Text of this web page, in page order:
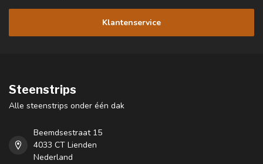
Klantenservice
Steenstrips
Alle steenstrips onder één dak
Beemdsestraat 15
4033 CT Lienden
Nederland